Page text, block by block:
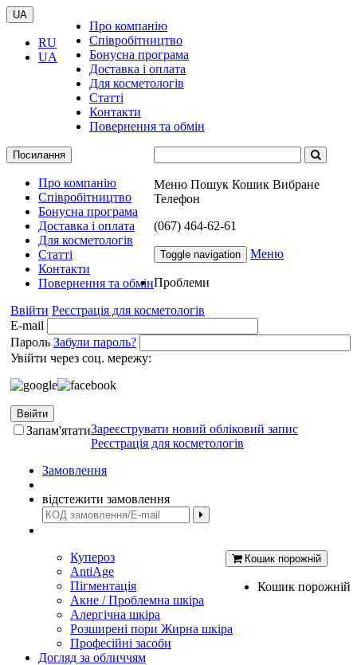
UA
RU
UA
Про компанію
Співробітництво
Бонусна програма
Доставка і оплата
Для косметологів
Статті
Контакти
Повернення та обмін
Посилання
Про компанію
Співробітництво
Бонусна програма
Доставка і оплата
Для косметологів
Статті
Контакти
Повернення та обмін
Ввійти Реєстрація для косметологів
E-mail
Пароль Забули пароль?
Увійти через соц. мережу:
Ввійти
Запам'ятатиЗареєструвати новий обліковий запис
Реєстрація для косметологів
Замовлення
відстежити замовлення
Меню Пошук Кошик Вибране
Телефон
(067) 464-62-61
Кошик порожній
Кошик порожній
Toggle navigation Меню
Проблеми
Купероз
AntiAge
Пігментація
Акне / Проблемна шкіра
Алергічна шкіра
Розширені пори Жирна шкіра
Професійні засоби
Догляд за обличчям